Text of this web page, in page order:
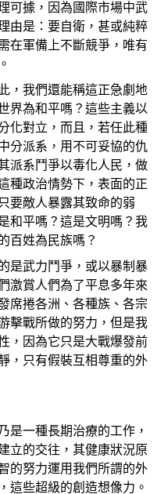
可據，因為國際市場中武
由是：要自衛，甚或純粹
在軍備上不斷競爭，唯有
，我們還能稱這正急劇地
界為和平嗎？這些主義以
化對立，而且，若任此種
分派系，用不可妥協的仇
派系鬥爭以毒化人民，做
種政治情勢下，表面的正
要敵人暴露其致命的弱
和平嗎？這是文明嗎？我
百姓為民族嗎？
是武力鬥爭，或以暴制暴
激賞人們為了平息多年來
席捲各洲、各種族、各宗
擊戰所做的努力，但是我
，因為它只是大戰爆發前
，只有假裝互相尊重的外
是一種長期治療的工作，
立的交往，其健康狀況原
的努力運用我們所謂的外
這些超級的創造想像力。